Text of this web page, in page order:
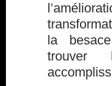
la
trouver